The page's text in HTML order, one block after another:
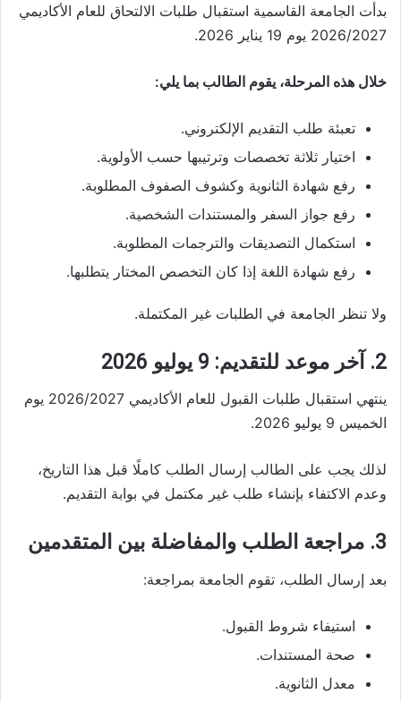
بدأت الجامعة القاسمية استقبال طلبات الالتحاق للعام الأكاديمي
2026/2027 يوم 19 يناير 2026.
خلال هذه المرحلة، يقوم الطالب بما يلي:
تعبئة طلب التقديم الإلكتروني.
اختيار ثلاثة تخصصات وترتيبها حسب الأولوية.
رفع شهادة الثانوية وكشوف الصفوف المطلوبة.
رفع جواز السفر والمستندات الشخصية.
استكمال التصديقات والترجمات المطلوبة.
رفع شهادة اللغة إذا كان التخصص المختار يتطلبها.
ولا تنظر الجامعة في الطلبات غير المكتملة.
2. آخر موعد للتقديم: 9 يوليو 2026
ينتهي استقبال طلبات القبول للعام الأكاديمي 2026/2027 يوم
الخميس 9 يوليو 2026.
لذلك يجب على الطالب إرسال الطلب كاملًا قبل هذا التاريخ،
وعدم الاكتفاء بإنشاء طلب غير مكتمل في بوابة التقديم.
3. مراجعة الطلب والمفاضلة بين المتقدمين
بعد إرسال الطلب، تقوم الجامعة بمراجعة:
استيفاء شروط القبول.
صحة المستندات.
معدل الثانوية.